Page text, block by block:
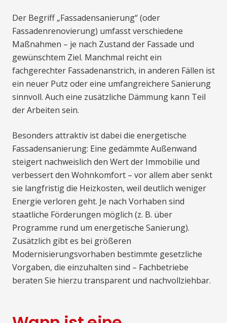
Der Begriff „Fassadensanierung“ (oder
Fassadenrenovierung) umfasst verschiedene
Maßnahmen – je nach Zustand der Fassade und
gewünschtem Ziel. Manchmal reicht ein
fachgerechter Fassadenanstrich, in anderen Fällen ist
ein neuer Putz oder eine umfangreichere Sanierung
sinnvoll. Auch eine zusätzliche Dämmung kann Teil
der Arbeiten sein.
Besonders attraktiv ist dabei die energetische
Fassadensanierung: Eine gedämmte Außenwand
steigert nachweislich den Wert der Immobilie und
verbessert den Wohnkomfort – vor allem aber senkt
sie langfristig die Heizkosten, weil deutlich weniger
Energie verloren geht. Je nach Vorhaben sind
staatliche Förderungen möglich (z. B. über
Programme rund um energetische Sanierung).
Zusätzlich gibt es bei größeren
Modernisierungsvorhaben bestimmte gesetzliche
Vorgaben, die einzuhalten sind – Fachbetriebe
beraten Sie hierzu transparent und nachvollziehbar.